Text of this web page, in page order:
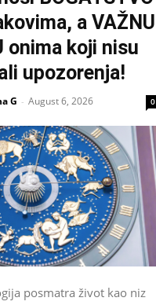
a VAŽNU
onima koji nisu
upozorenja!
G - August 6, 2026 0
posmatra život kao niz